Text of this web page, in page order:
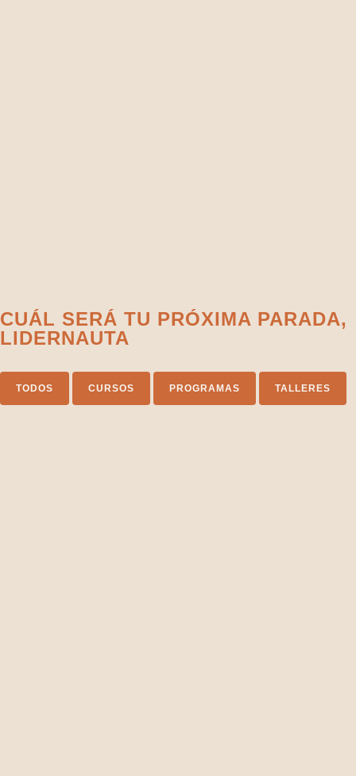
CUÁL SERÁ TU PRÓXIMA PARADA,
LIDERNAUTA
TODOS CURSOS PROGRAMAS TALLERES